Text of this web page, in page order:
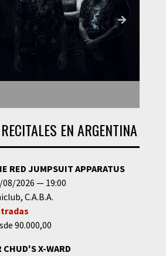
EN ARGENTINA
RED JUMPSUIT APPARATUS
08/2026
19:00
C.A.B.A.
90.000,00
CHUD'S X-WARD